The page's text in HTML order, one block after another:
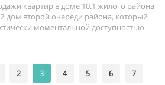
квартир в доме 10.1 жилого района
дом второй очереди района, который
моментальной доступностью
2 3 4 5 6 7